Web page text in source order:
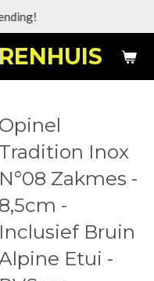
Opinel
Tradition Inox
N°08 Zakmes -
8,5cm -
Inclusief Bruin
Etui -